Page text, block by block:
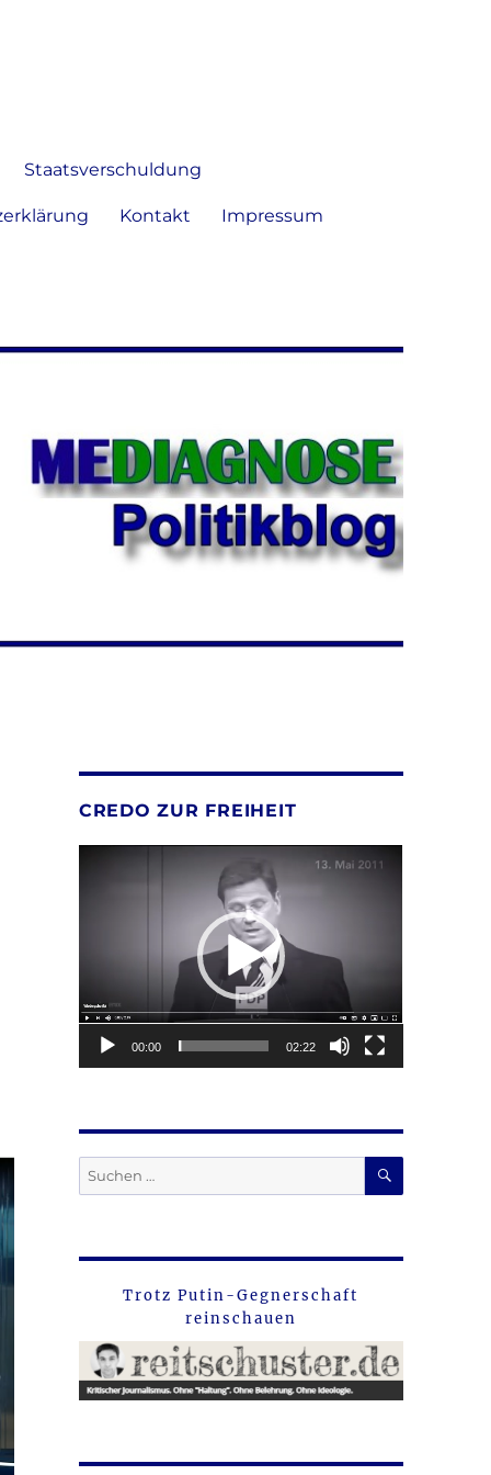
Staatsverschuldung
Kontakt Impressum
CREDO ZUR FREIHEIT
00:00 02:22
Suche
nach:
SUCHEN
Trotz Putin-Gegnerschaft
reinschauen